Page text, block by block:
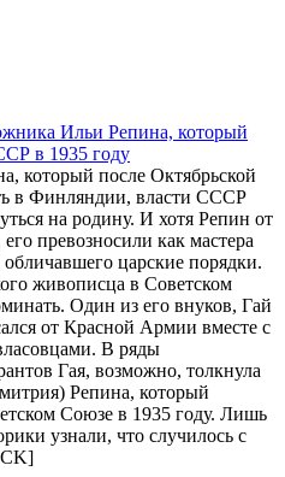
Ильи Репина, который
в 1935 году
который после Октябрьской
в Финляндии, власти СССР
на родину. И хотя Репин от
превозносили как мастера
обличавшего царские порядки.
живописца в Советском
Один из его внуков, Гай
от Красной Армии вместе с
В ряды
Гая, возможно, толкнула
Репина, который
Союзе в 1935 году. Лишь
узнали, что случилось с